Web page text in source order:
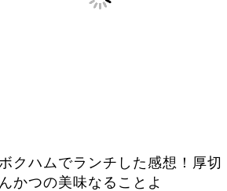
クハムでランチした感想！厚切
かつの美味なることよ